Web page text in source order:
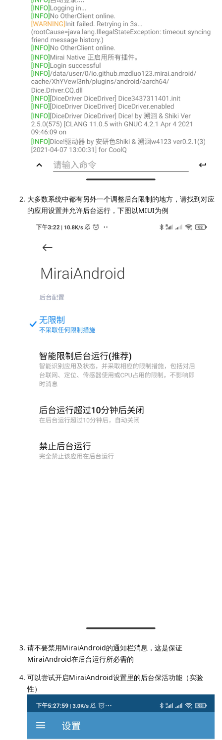
大多数系统中都有另外一个调整后台限制的地方，请找到对应
的应用设置并允许后台运行，下图以MIUI为例
请不要禁用MiraiAndroid的通知栏消息，这是保证
MiraiAndroid在后台运行所必需的
可以尝试开启MiraiAndroid设置里的后台保活功能（实验
性）